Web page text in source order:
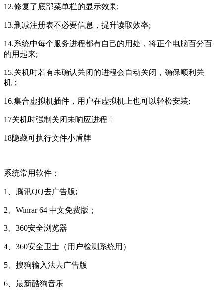
12.修复了底部菜单栏的显示效果;
13.删减注册表不必要信息，提升读取效率;
14.系统中每个服务进程都有自己的用处，将正个电脑百分百
的用起来;
15.关机时若有未确认关闭的进程会自动关闭，确保顺利关
机；
16.集合虚拟机插件，用户在虚拟机上也可以轻松安装;
17关机时强制关闭未响应进程；
18隐藏可执行文件小盾牌
系统常用软件：
1、腾讯QQ去广告版;
2、Winrar 64 中文免费版；
3、360安全浏览器
4、360安全卫士（用户检测系统用）
5、搜狗输入法去广告版
6、最新酷狗音乐